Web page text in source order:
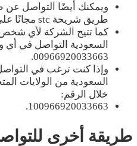
ويمكنك أيضًا التواصل
طريق شريحة stc مجانًا على الرقم التالي: 8008444067.
كما تتيح الشركة لأي شخص
السعودية التواصل في أي
00966920033663.
وإذا كنت ترغب في
السعودية من الولايات
خلال الرقم:
100966920033663.
طريقة أخرى